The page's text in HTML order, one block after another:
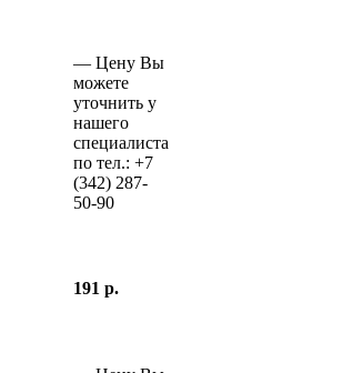
— Цену Вы
можете
уточнить у
нашего
специалиста
по тел.: +7
(342) 287-
50-90
191 р.